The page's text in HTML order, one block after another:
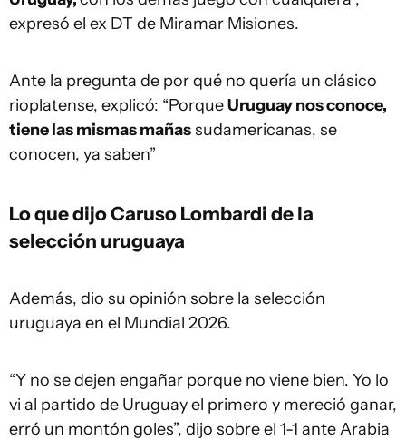
expresó el ex DT de Miramar Misiones.
Ante la pregunta de por qué no quería un clásico
rioplatense, explicó: “PorqueUruguay nos conoce,
tiene las mismas mañassudamericanas, se
conocen, ya saben”
Lo que dijo Caruso Lombardi de la
selección uruguaya
Además, dio su opinión sobre la selección
uruguaya en el Mundial 2026.
“Y no se dejen engañar porque no viene bien. Yo lo
vi al partido de Uruguay el primero y mereció ganar,
erró un montón goles”, dijo sobre el 1-1 ante Arabia